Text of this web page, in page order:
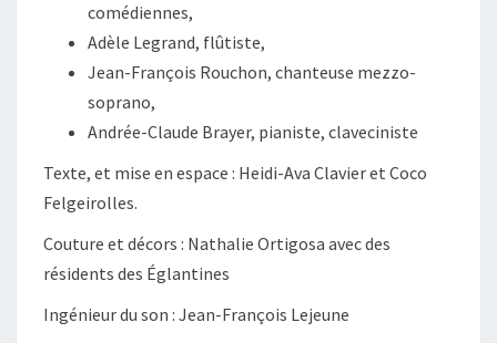
comédiennes,
Adèle Legrand, flûtiste,
Jean-François Rouchon, chanteuse mezzo-
soprano,
Andrée-Claude Brayer, pianiste, claveciniste
Texte, et mise en espace : Heidi-Ava Clavier et Coco
Felgeirolles.
Couture et décors : Nathalie Ortigosa avec des
résidents des Églantines
Ingénieur du son : Jean-François Lejeune